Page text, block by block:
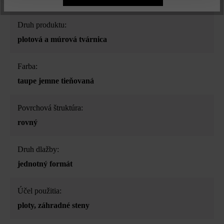
Druh produktu:
plotová a múrová tvárnica
Farba:
taupe jemne tieňovaná
Povrchová štruktúra:
rovný
Druh dlažby:
jednotný formát
Účel použitia:
ploty, záhradné steny